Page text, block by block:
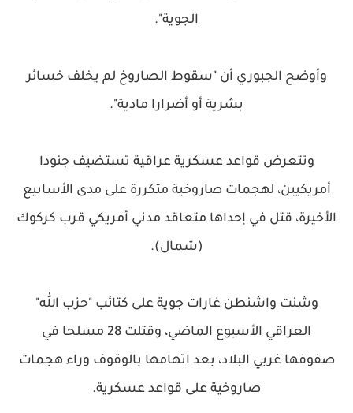
الجوية".
وأوضح الجبوري أن "سقوط الصاروخ لم يخلف خسائر
بشرية أو أضرارا مادية".
وتتعرض قواعد عسكرية عراقية تستضيف جنودا
أمريكيين، لهجمات صاروخية متكررة على مدى الأسابيع
الأخيرة، قتل في إحداها متعاقد مدني أمريكي قرب كركوك
(شمال).
وشنت واشنطن غارات جوية على كتائب "حزب الله"
العراقي الأسبوع الماضي، وقتلت 28 مسلحا في
صفوفها غربي البلاد، بعد اتهامها بالوقوف وراء هجمات
صاروخية على قواعد عسكرية.